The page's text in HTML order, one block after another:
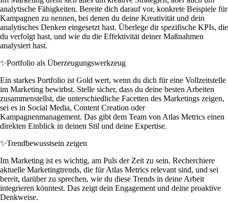
analytische Fähigkeiten. Bereite dich darauf vor, konkrete Beispiele für
Kampagnen zu nennen, bei denen du deine Kreativität und dein
analytisches Denken eingesetzt hast. Überlege dir spezifische KPIs, die
du verfolgt hast, und wie du die Effektivität deiner Maßnahmen
analysiert hast.
✨Portfolio als Überzeugungswerkzeug
Ein starkes Portfolio ist Gold wert, wenn du dich für eine Vollzeitstelle
im Marketing bewirbst. Stelle sicher, dass du deine besten Arbeiten
zusammenstellst, die unterschiedliche Facetten des Marketings zeigen,
sei es in Social Media, Content Creation oder
Kampagnenmanagement. Das gibt dem Team von Atlas Metrics einen
direkten Einblick in deinen Stil und deine Expertise.
✨Trendbewusstsein zeigen
Im Marketing ist es wichtig, am Puls der Zeit zu sein. Recherchiere
aktuelle Marketingtrends, die für Atlas Metrics relevant sind, und sei
bereit, darüber zu sprechen, wie du diese Trends in deine Arbeit
integrieren könntest. Das zeigt dein Engagement und deine proaktive
Denkweise.